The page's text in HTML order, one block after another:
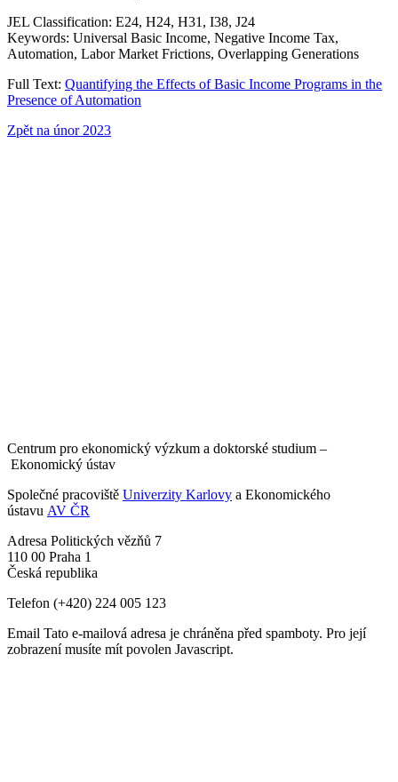
JEL Classification: E24, H24, H31, I38, J24
Keywords: Universal Basic Income, Negative Income Tax,
Automation, Labor Market Frictions, Overlapping Generations
Full Text: Quantifying the Effects of Basic Income Programs in the
Presence of Automation
Zpět na únor 2023
Centrum pro ekonomický výzkum a doktorské studium –
Ekonomický ústav
Společné pracoviště Univerzity Karlovy a Ekonomického
ústavu AV ČR
Adresa Politických vězňů 7
110 00 Praha 1
Česká republika
Telefon (+420) 224 005 123
Email Tato e-mailová adresa je chráněna před spamboty. Pro její
zobrazení musíte mít povolen Javascript.